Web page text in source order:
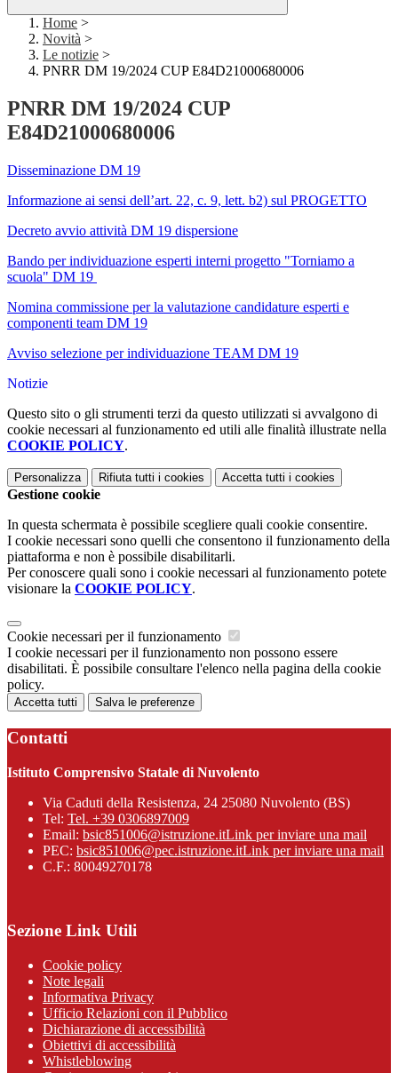
Home >
Novità >
Le notizie >
PNRR DM 19/2024 CUP E84D21000680006
PNRR DM 19/2024 CUP
E84D21000680006
Disseminazione DM 19
Informazione ai sensi dell’art. 22, c. 9, lett. b2) sul PROGETTO
Decreto avvio attività DM 19 dispersione
Bando per individuazione esperti interni progetto "Torniamo a
scuola" DM 19
Nomina commissione per la valutazione candidature esperti e
componenti team DM 19
Avviso selezione per individuazione TEAM DM 19
Notizie
Questo sito o gli strumenti terzi da questo utilizzati si avvalgono di
cookie necessari al funzionamento ed utili alle finalità illustrate nella
COOKIE POLICY.
Personalizza Rifiuta tutti i cookies Accetta tutti i cookies
Gestione cookie
In questa schermata è possibile scegliere quali cookie consentire.
I cookie necessari sono quelli che consentono il funzionamento della
piattaforma e non è possibile disabilitarli.
Per conoscere quali sono i cookie necessari al funzionamento potete
visionare la COOKIE POLICY.
Cookie necessari per il funzionamento
I cookie necessari per il funzionamento non possono essere
disabilitati. È possibile consultare l'elenco nella pagina della cookie
policy.
Accetta tutti Salva le preferenze
Contatti
Istituto Comprensivo Statale di Nuvolento
Via Caduti della Resistenza, 24 25080 Nuvolento (BS)
Tel: Tel. +39 0306897009
Email: bsic851006@istruzione.itLink per inviare una mail
PEC: bsic851006@pec.istruzione.itLink per inviare una mail
C.F.: 80049270178
Sezione Link Utili
Cookie policy
Note legali
Informativa Privacy
Ufficio Relazioni con il Pubblico
Dichiarazione di accessibilità
Obiettivi di accessibilità
Whistleblowing